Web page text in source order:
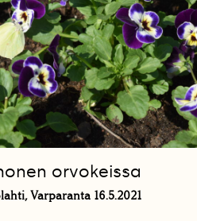
orvokeissa
Varparanta 16.5.2021